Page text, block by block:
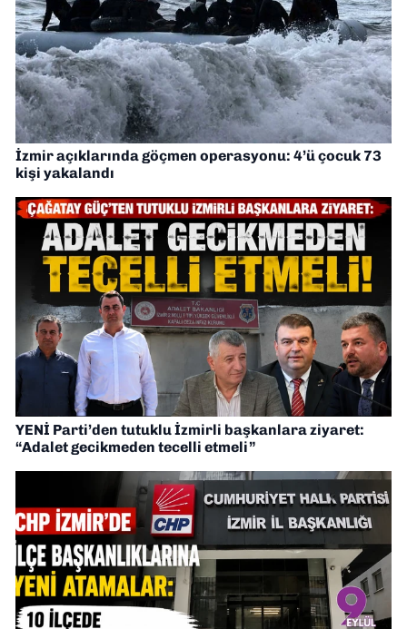
İzmir açıklarında göçmen operasyonu: 4’ü çocuk 73
kişi yakalandı
YENİ Parti’den tutuklu İzmirli başkanlara ziyaret:
“Adalet gecikmeden tecelli etmeli”